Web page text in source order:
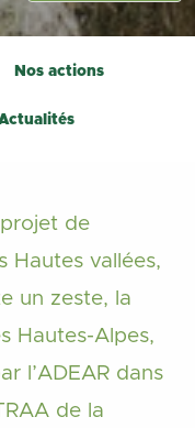
Nos actions
projet de
Hautes vallées,
un zeste, la
Hautes-Alpes,
l’ADEAR dans
de la